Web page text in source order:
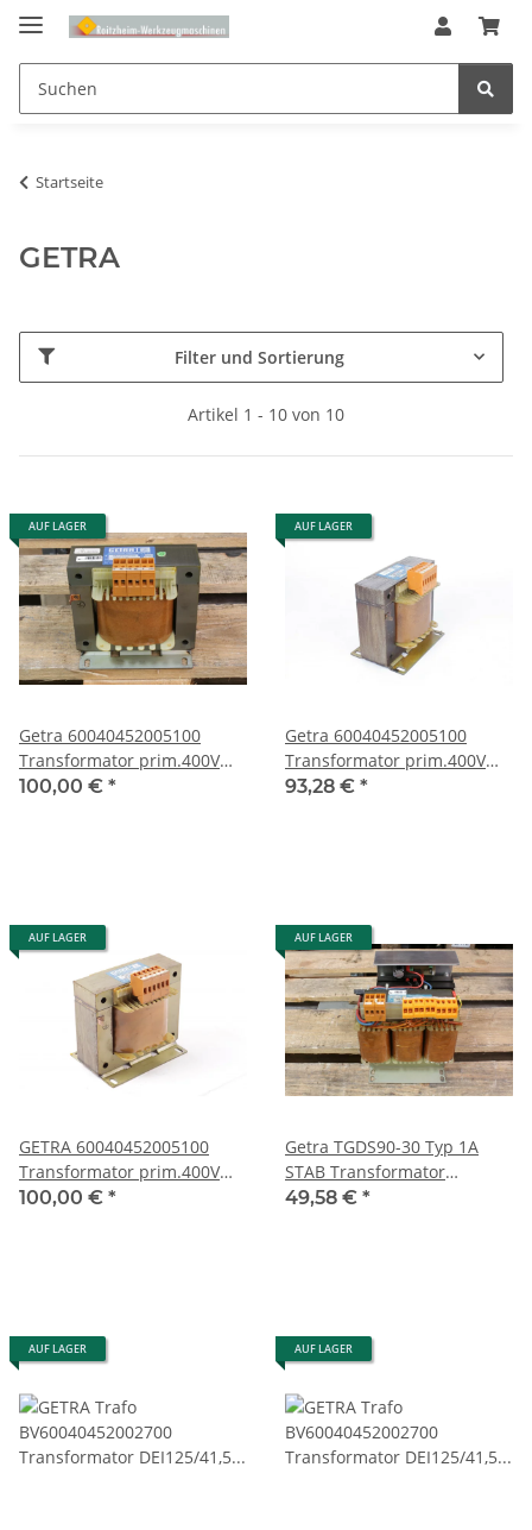
Startseite
GETRA
Filter und Sortierung
Artikel 1 - 10 von 10
AUF LAGER
Getra 60040452005100
Transformator prim.400V
+-5% sec.0-230V/2,75A
100,00 € *
AUF LAGER
Getra 60040452005100
Transformator prim.400V
+-5% sec.0-230V/2,75A
93,28 € *
AUF LAGER
GETRA 60040452005100
Transformator prim.400V
+-5% sec.0-230V/2,75A
100,00 € *
AUF LAGER
Getra TGDS90-30 Typ 1A
STAB Transformator
prim.3x400V AC
49,58 € *
AUF LAGER AUF LAGER